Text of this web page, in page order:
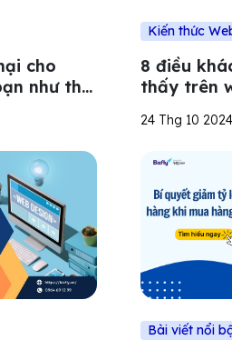
cho
như thế
Kiến thức
8 điều
thấy trên
24 Thg 10 2024
Bài viết nổi